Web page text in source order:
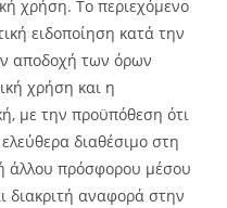
χρήση. Το περιεχόμενο
ειδοποίηση κατά την
αποδοχή των όρων
χρήση και η
με την προϋπόθεση ότι
διαθέσιμο στη
άλλου πρόσφορου μέσου
διακριτή αναφορά στην